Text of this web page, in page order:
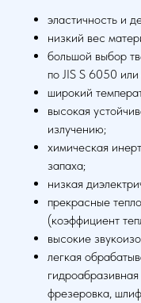
эластичность и
низкий вес
большой выбор
по JIS S 6050
широкий
высокая
излучению;
химическая
запаха;
низкая
прекрасные
(коэффициент
высокие
легкая
фрезеровка,